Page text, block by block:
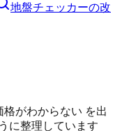
地盤チェッカーの改
がわからない を出
に整理しています